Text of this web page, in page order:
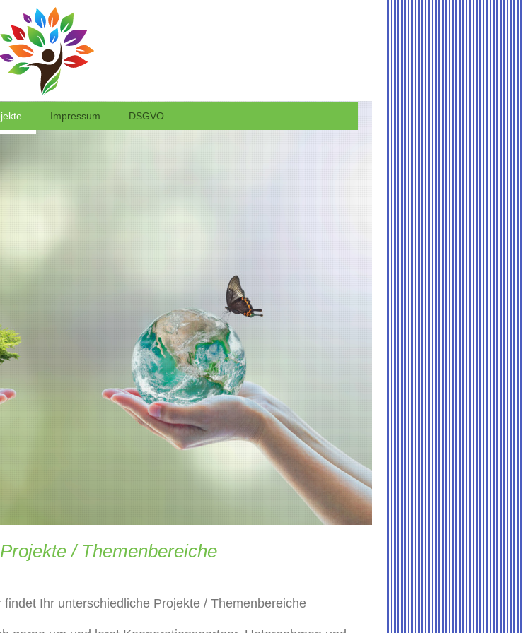
Impressum DSGVO
/ Themenbereiche
findet Ihr unterschiedliche Projekte / Themenbereiche